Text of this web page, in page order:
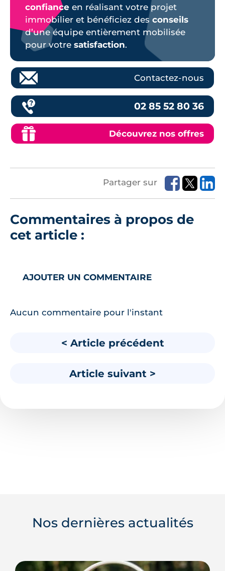
confiance en réalisant votre projet
immobilier et bénéficiez des conseils
d’une équipe entièrement mobilisée
pour votre satisfaction.
Contactez-nous
02 85 52 80 36
Découvrez nos offres
Partager sur
Commentaires à propos de
cet article :
AJOUTER UN COMMENTAIRE
Aucun commentaire pour l'instant
< Article précédent
Article suivant >
Nos dernières actualités